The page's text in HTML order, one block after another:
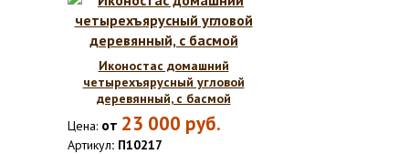
Иконостас домашний
четырехъярусный угловой
деревянный, с басмой
Цена: от 23 000 руб.
Артикул: П10217